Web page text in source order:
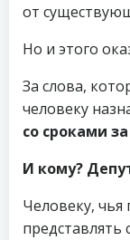
от
Но и этого
За слова,
человеку
со сроками
И кому?
Человеку, чья
представлять